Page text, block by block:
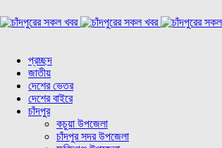
প্রচ্ছদ
জাতীয়
দেশের ভেতর
দেশের বাইরে
চাঁদপুর
কচুয়া উপজেলা
চাঁদপুর সদর উপজেলা